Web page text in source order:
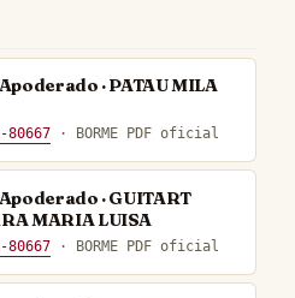
· PATAU MILA
80667 · BORME PDF oficial
· GUITART
MARIA LUISA
80667 · BORME PDF oficial